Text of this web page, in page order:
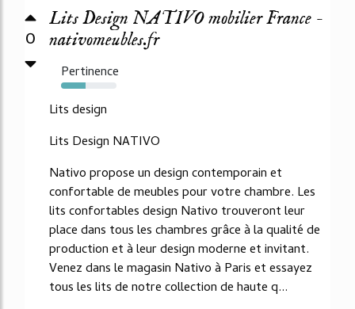
0
Lits Design NATIVO mobilier France -
nativomeubles.fr
Pertinence
44%
Lits design
Lits Design NATIVO
Nativo propose un design contemporain et
confortable de meubles pour votre chambre. Les
lits confortables design Nativo trouveront leur
place dans tous les chambres grâce à la qualité de
production et à leur design moderne et invitant.
Venez dans le magasin Nativo à Paris et essayez
tous les lits de notre collection de haute q...